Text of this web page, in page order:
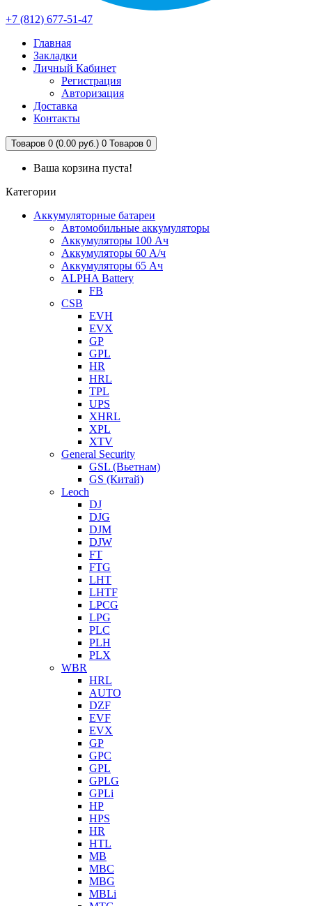
+7 (812) 677-51-47
Главная
Закладки
Личный Кабинет
Регистрация
Авторизация
Доставка
Контакты
Товаров 0 (0.00 руб.) 0 Товаров 0
Ваша корзина пуста!
Категории
Аккумуляторные батареи
Автомобильные аккумуляторы
Аккумуляторы 100 Ач
Аккумуляторы 60 А/ч
Аккумуляторы 65 Ач
ALPHA Battery
FB
CSB
EVH
EVX
GP
GPL
HR
HRL
TPL
UPS
XHRL
XPL
XTV
General Security
GSL (Вьетнам)
GS (Китай)
Leoch
DJ
DJG
DJM
DJW
FT
FTG
LHT
LHTF
LPCG
LPG
PLC
PLH
PLX
WBR
HRL
AUTO
DZF
EVF
EVX
GP
GPC
GPL
GPLG
GPLi
HP
HPS
HR
HTL
MB
MBC
MBG
MBLi